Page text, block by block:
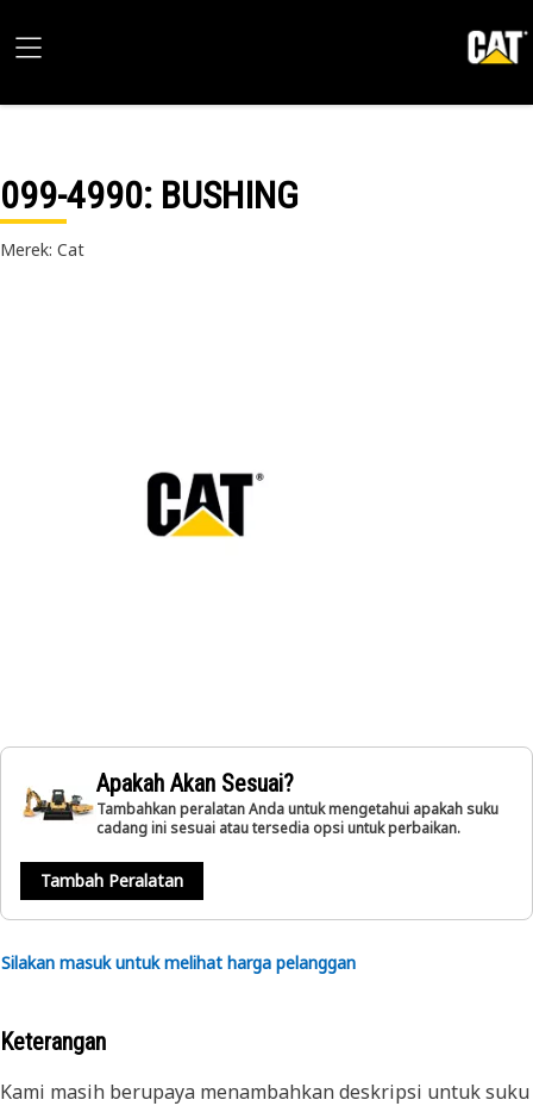
099-4990: BUSHING
Merek: Cat
Apakah Akan Sesuai?
Tambahkan peralatan Anda untuk mengetahui apakah suku
cadang ini sesuai atau tersedia opsi untuk perbaikan.
Tambah Peralatan
Silakan masuk untuk melihat harga pelanggan
Keterangan
Kami masih berupaya menambahkan deskripsi untuk suku